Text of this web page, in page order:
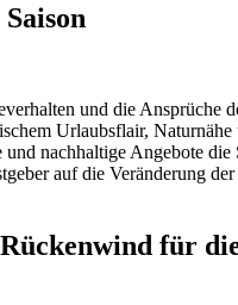
und die
Urlaubsflair,
nachhaltige Angebote
auf die Veränderung
für